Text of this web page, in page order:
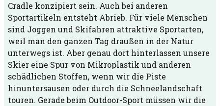
Cradle konzipiert sein. Auch bei anderen
Sportartikeln entsteht Abrieb. Für viele Menschen
sind Joggen und Skifahren attraktive Sportarten,
weil man den ganzen Tag draußen in der Natur
unterwegs ist. Aber genau dort hinterlassen unsere
Skier eine Spur von Mikroplastik und anderen
schädlichen Stoffen, wenn wir die Piste
hinuntersausen oder durch die Schneelandschaft
touren. Gerade beim Outdoor-Sport müssen wir die